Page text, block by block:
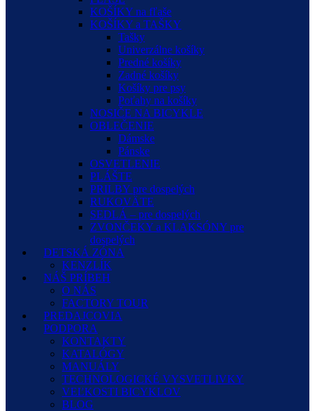
KOŠÍKY na fľaše
KOŠÍKY a TAŠKY
Tašky
Univerzálne košíky
Predné košíky
Zadné košíky
Košíky pre psy
Poťahy na košíky
NOSIČE NA BICYKLE
OBLEČENIE
Dámske
Pánske
OSVETLENIE
PLÁŠTE
PRILBY pre dospelých
RUKOVÄTE
SEDLÁ – pre dospelých
ZVONČEKY a KLAKSÓNY pre
dospelých
DETSKÁ ZÓNA
KENZLÍK
NÁŠ PRÍBEH
O NÁS
FACTORY TOUR
PREDAJCOVIA
PODPORA
KONTAKTY
KATALÓGY
MANUÁLY
TECHNOLOGICKÉ VYSVETLIVKY
VEĽKOSTI BICYKLOV
BLOG